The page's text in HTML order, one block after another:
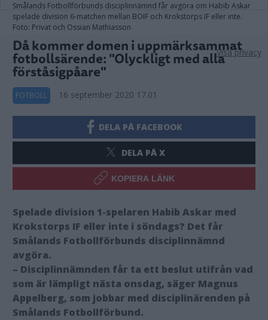
Smålands Fotbollförbunds disciplinnämnd får avgöra om Habib Askar
spelade division 6-matchen mellan BOIF och Krokstorps IF eller inte.
Foto: Privat och Ossian Mathiasson
Då kommer domen i uppmärksammat
fotbollsärende: "Olyckligt med alla
förståsigpåare"
FOTBOLL 16 september 2020 17.01
DELA PÅ FACEBOOK
DELA PÅ X
KOPIERA LÄNK
Spelade division 1-spelaren Habib Askar med
Krokstorps IF eller inte i söndags? Det får
Smålands Fotbollförbunds disciplinnämnd
avgöra.
– Disciplinnämnden får ta ett beslut utifrån vad
som är lämpligt nästa onsdag, säger Magnus
Appelberg, som jobbar med disciplinärenden på
Smålands Fotbollförbund.
Visa privacy